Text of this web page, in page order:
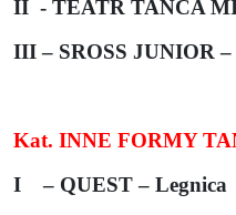
II - TEATR TAŃCA
III – SROSS JUNIOR –
Kat. INNE FORMY
I
– QUEST – Legnica